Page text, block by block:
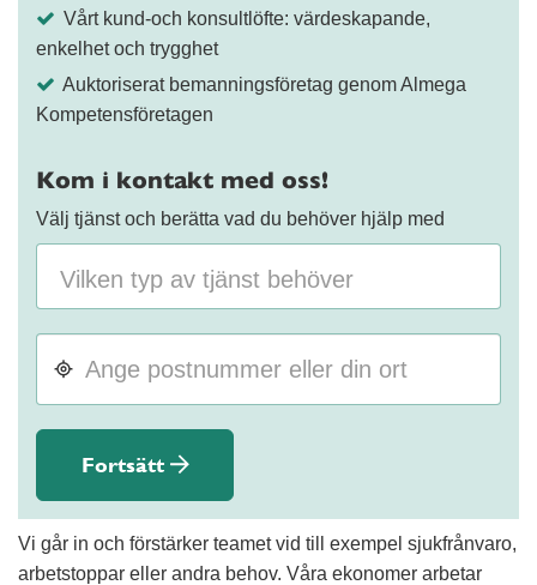
Vårt kund-och konsultlöfte: värdeskapande,
enkelhet och trygghet
Auktoriserat bemanningsföretag genom Almega
Kompetensföretagen
Kom i kontakt med oss!
Välj tjänst och berätta vad du behöver hjälp med
Fortsätt
Vi går in och förstärker teamet vid till exempel sjukfrånvaro,
arbetstoppar eller andra behov. Våra ekonomer arbetar